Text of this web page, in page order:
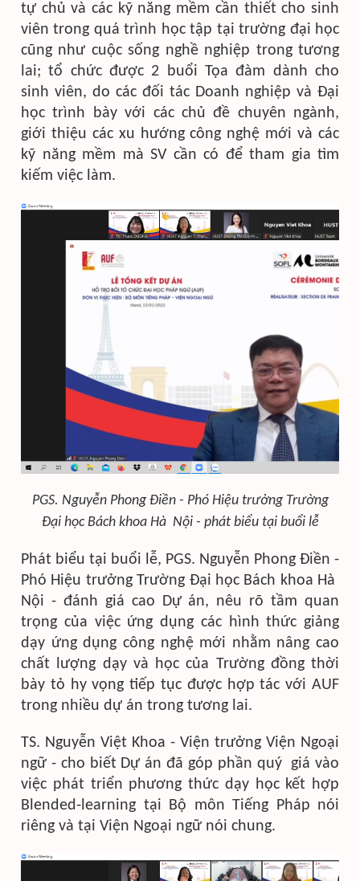
tự chủ và các kỹ năng mềm cần thiết cho sinh
viên trong quá trình học tập tại trường đại học
cũng như cuộc sống nghề nghiệp trong tương
lai; tổ chức được 2 buổi Tọa đàm dành cho
sinh viên, do các đối tác Doanh nghiệp và Đại
học trình bày với các chủ đề chuyên ngành,
giới thiệu các xu hướng công nghệ mới và các
kỹ năng mềm mà SV cần có để tham gia tìm
kiếm việc làm.
PGS. Nguyễn Phong Điền - Phó Hiệu trưởng Trường
Đại học Bách khoa Hà Nội - phát biểu tại buổi lễ
Phát biểu tại buổi lễ, PGS. Nguyễn Phong Điền -
Phó Hiệu trưởng Trường Đại học Bách khoa Hà
Nội - đánh giá cao Dự án, nêu rõ tầm quan
trọng của việc ứng dụng các hình thức giảng
dạy ứng dụng công nghệ mới nhằm nâng cao
chất lượng dạy và học của Trường đồng thời
bày tỏ hy vọng tiếp tục được hợp tác với AUF
trong nhiều dự án trong tương lai.
TS. Nguyễn Việt Khoa - Viện trưởng Viện Ngoại
ngữ - cho biết Dự án đã góp phần quý giá vào
việc phát triển phương thức dạy học kết hợp
Blended-learning tại Bộ môn Tiếng Pháp nói
riêng và tại Viện Ngoại ngữ nói chung.